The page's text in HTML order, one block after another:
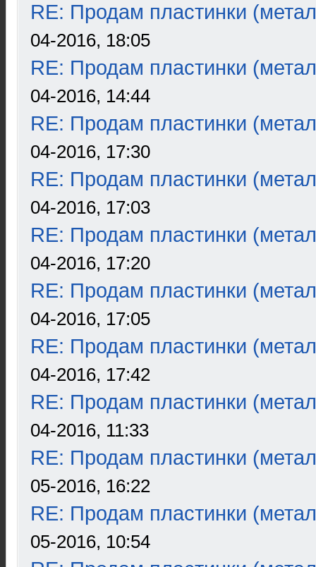
RE: Продам пластинки
04-2016, 18:05
RE: Продам пластинки
04-2016, 14:44
RE: Продам пластинки
04-2016, 17:30
RE: Продам пластинки
04-2016, 17:03
RE: Продам пластинки
04-2016, 17:20
RE: Продам пластинки
04-2016, 17:05
RE: Продам пластинки
04-2016, 17:42
RE: Продам пластинки
04-2016, 11:33
RE: Продам пластинки
05-2016, 16:22
RE: Продам пластинки
05-2016, 10:54